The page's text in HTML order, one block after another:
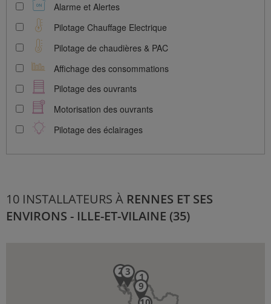
Alarme et Alertes
Pilotage Chauffage Electrique
Pilotage de chaudières & PAC
Affichage des consommations
Pilotage des ouvrants
Motorisation des ouvrants
Pilotage des éclairages
10 INSTALLATEURS À RENNES ET SES
ENVIRONS - ILLE-ET-VILAINE (35)